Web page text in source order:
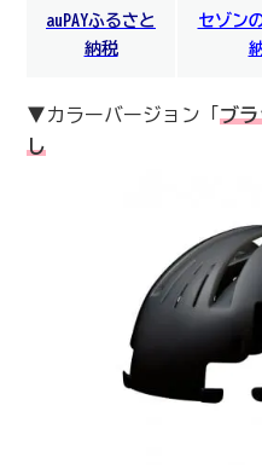
auPAYふるさと
納税
セゾン
▼カラーバージョン「 ブラ
し